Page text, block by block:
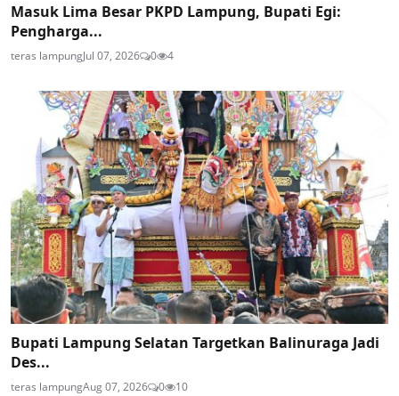
Masuk Lima Besar PKPD Lampung, Bupati Egi:
Pengharga...
teras lampungJul 07, 2026 0 4
Bupati Lampung Selatan Targetkan Balinuraga Jadi
Des...
teras lampungAug 07, 2026 0 10